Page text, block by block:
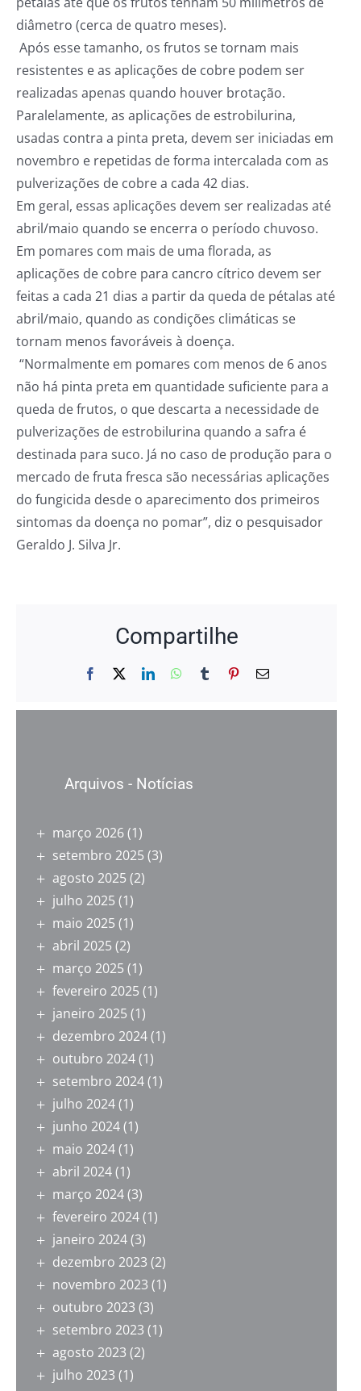
diâmetro (cerca de quatro meses).
Após esse tamanho, os frutos se tornam mais
resistentes e as aplicações de cobre podem ser
realizadas apenas quando houver brotação.
Paralelamente, as aplicações de estrobilurina,
usadas contra a pinta preta, devem ser iniciadas em
novembro e repetidas de forma intercalada com as
pulverizações de cobre a cada 42 dias.
Em geral, essas aplicações devem ser realizadas até
abril/maio quando se encerra o período chuvoso.
Em pomares com mais de uma florada, as
aplicações de cobre para cancro cítrico devem ser
feitas a cada 21 dias a partir da queda de pétalas até
abril/maio, quando as condições climáticas se
tornam menos favoráveis à doença.
“Normalmente em pomares com menos de 6 anos
não há pinta preta em quantidade suficiente para a
queda de frutos, o que descarta a necessidade de
pulverizações de estrobilurina quando a safra é
destinada para suco. Já no caso de produção para o
mercado de fruta fresca são necessárias aplicações
do fungicida desde o aparecimento dos primeiros
sintomas da doença no pomar”, diz o pesquisador
Geraldo J. Silva Jr.
Compartilhe
Facebook LinkedInWhatsApp
Tumblr Pinterest
E-
Arquivos - Notícias
março 2026(1)
setembro 2025 (3)
agosto 2025 (2)
julho 2025 (1)
maio 2025 (1)
abril 2025 (2)
março 2025 (1)
fevereiro 2025 (1)
janeiro 2025 (1)
dezembro 2024(1)
outubro 2024(1)
setembro 2024(1)
julho 2024(1)
junho 2024(1)
maio 2024(1)
abril 2024(1)
março 2024(3)
fevereiro 2024(1)
janeiro 2024(3)
dezembro 2023 (2)
novembro 2023 (1)
outubro 2023 (3)
setembro 2023 (1)
agosto 2023 (2)
julho 2023 (1)